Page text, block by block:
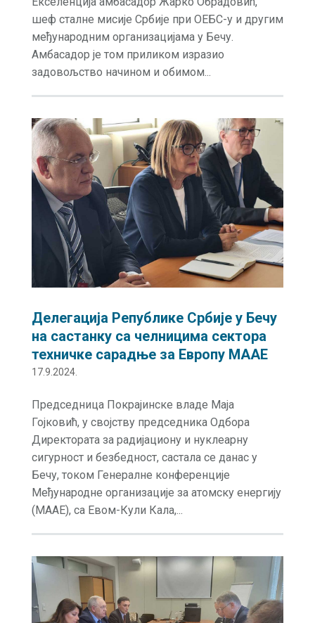
шеф сталне мисије Србије при ОЕБС-у и другим
међународним организацијама у Бечу.
Амбасадор је том приликом изразио
задовољство начином и обимом...
Делегација Републике Србије у Бечу
на састанку са челницима сектора
техничке сарадње за Европу МААЕ
17.9.2024.
Председница Покрајинске владе Маја
Гојковић, у својству председника Одбора
Директората за радијациону и нуклеарну
сигурност и безбедност, састала се данас у
Бечу, током Генералне конференције
Међународне организације за атомску енергију
(МААЕ), са Евом-Кули Кала,...